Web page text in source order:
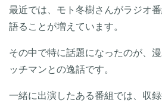
最近では、モト冬樹さんがラジオ
語ることが増えています。
その中で特に話題になったのが、
ッチマンとの逸話です。
一緒に出演したある番組では、収